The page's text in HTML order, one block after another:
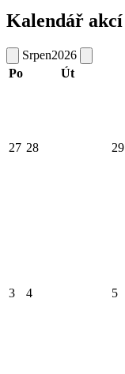
Kalendář akcí
Srpen2026
Po
Út
27 28 29
3 4 5